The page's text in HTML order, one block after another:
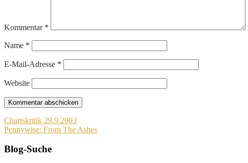
Kommentar *
Name *
E-Mail-Adresse *
Website
Beitragsnavigation
Chartskritik 29.9.2003
Pennywise: From The Ashes
Blog-Suche